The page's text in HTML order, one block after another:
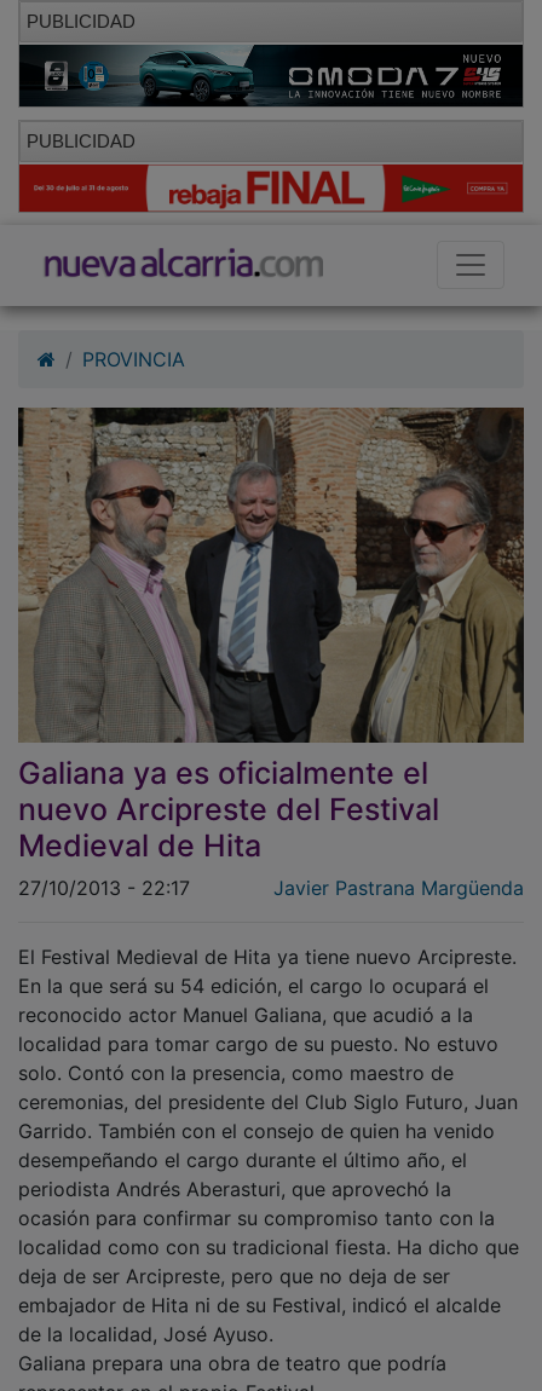
PUBLICIDAD
PUBLICIDAD
Galiana ya es oficialmente el
nuevo Arcipreste del Festival
Medieval de Hita
En la que será su 54 edición, el cargo lo ocupará el
reconocido actor Manuel Galiana, que acudió a la
localidad para tomar cargo de su puesto. No estuvo
solo. Contó con la presencia, como maestro de
ceremonias, del presidente del Club Siglo Futuro, Juan
Garrido. También con el consejo de quien ha venido
desempeñando el cargo durante el último año, el
periodista Andrés Aberasturi, que aprovechó la
ocasión para confirmar su compromiso tanto con la
localidad como con su tradicional fiesta. Ha dicho que
deja de ser Arcipreste, pero que no deja de ser
embajador de Hita ni de su Festival, indicó el alcalde
de la localidad, José Ayuso.
Galiana prepara una obra de teatro que podría
representar en el propio Festival